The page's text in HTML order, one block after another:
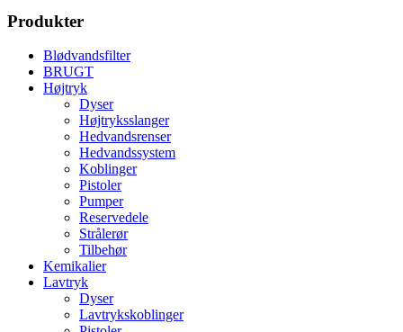
Produkter
Blødvandsfilter
BRUGT
Højtryk
Dyser
Højtryksslanger
Hedvandsrenser
Hedvandssystem
Koblinger
Pistoler
Pumper
Reservedele
Strålerør
Tilbehør
Kemikalier
Lavtryk
Dyser
Lavtrykskoblinger